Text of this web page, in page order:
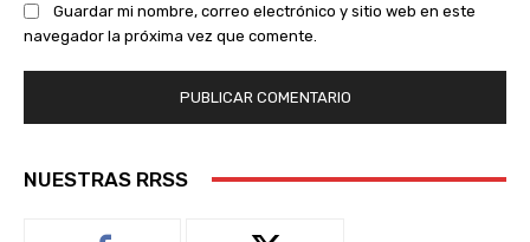
Guardar mi nombre, correo electrónico y sitio web en este
navegador la próxima vez que comente.
NUESTRAS RRSS